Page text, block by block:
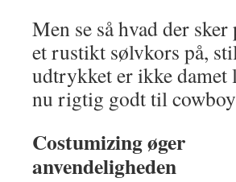
Men se så hvad der
et rustikt sølvkors på,
udtrykket er ikke damet
nu rigtig godt til
Costumizing øger
anvendeligheden